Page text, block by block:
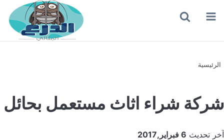
القائمة
الرئيسية
شركة شراء اثاث مستعمل بحائل
آخر تحديث 6 فبراير,2017